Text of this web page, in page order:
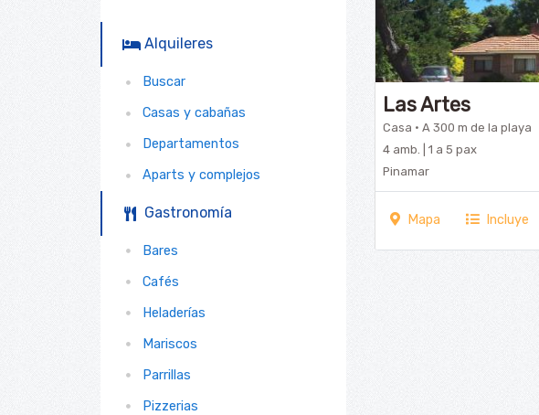
Alquileres
Buscar
Casas y cabañas
Departamentos
Aparts y complejos
Gastronomía
Bares
Cafés
Heladerías
Mariscos
Parrillas
Pizzerias
Las Artes
Casa · A 300 m de la playa
4 amb. | 1 a 5 pax
Pinamar
Mapa Incluye